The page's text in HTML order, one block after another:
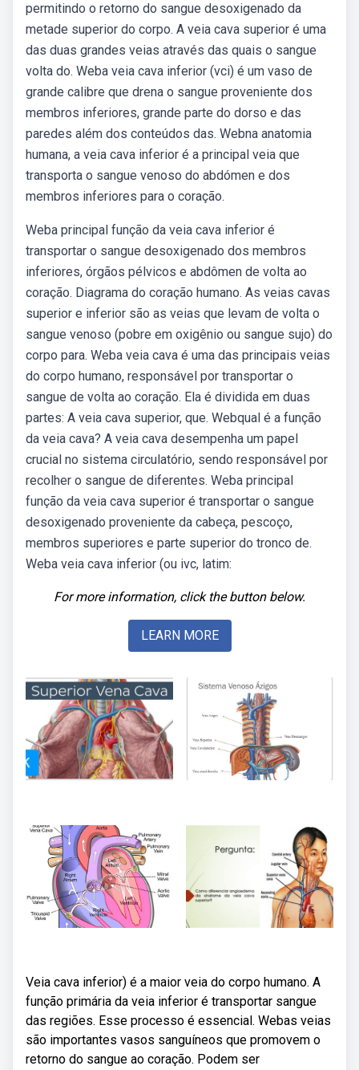
permitindo o retorno do sangue desoxigenado da
metade superior do corpo. A veia cava superior é uma
das duas grandes veias através das quais o sangue
volta do. Weba veia cava inferior (vci) é um vaso de
grande calibre que drena o sangue proveniente dos
membros inferiores, grande parte do dorso e das
paredes além dos conteúdos das. Webna anatomia
humana, a veia cava inferior é a principal veia que
transporta o sangue venoso do abdómen e dos
membros inferiores para o coração.
Weba principal função da veia cava inferior é
transportar o sangue desoxigenado dos membros
inferiores, órgãos pélvicos e abdômen de volta ao
coração. Diagrama do coração humano. As veias cavas
superior e inferior são as veias que levam de volta o
sangue venoso (pobre em oxigênio ou sangue sujo) do
corpo para. Weba veia cava é uma das principais veias
do corpo humano, responsável por transportar o
sangue de volta ao coração. Ela é dividida em duas
partes: A veia cava superior, que. Webqual é a função
da veia cava? A veia cava desempenha um papel
crucial no sistema circulatório, sendo responsável por
recolher o sangue de diferentes. Weba principal
função da veia cava superior é transportar o sangue
desoxigenado proveniente da cabeça, pescoço,
membros superiores e parte superior do tronco de.
Weba veia cava inferior (ou ivc, latim:
For more information, click the button below.
LEARN MORE
Veia cava inferior) é a maior veia do corpo humano. A
função primária da veia inferior é transportar sangue
das regiões. Esse processo é essencial. Webas veias
são importantes vasos sanguíneos que promovem o
retorno do sangue ao coração. Podem ser